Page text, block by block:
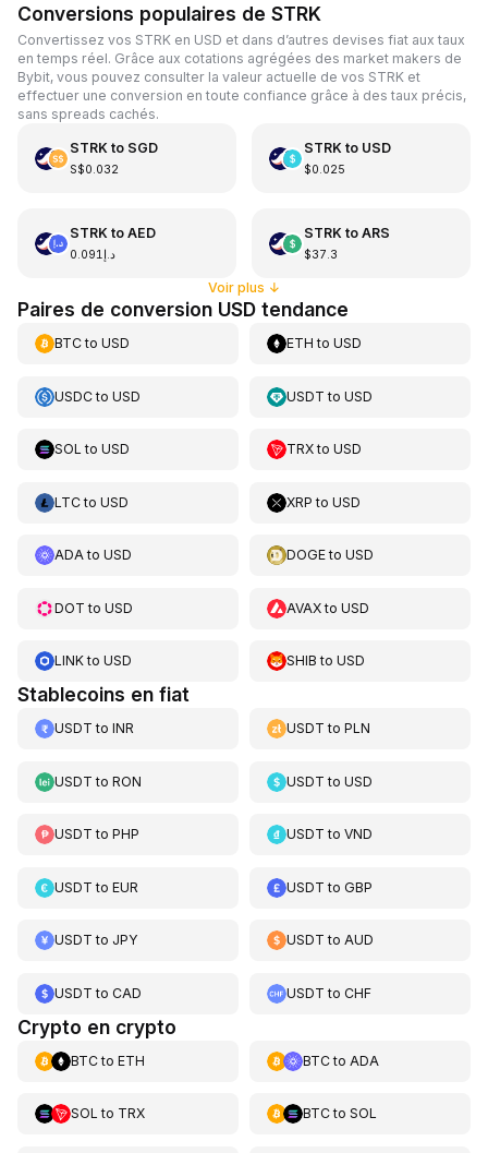
Conversions populaires de STRK
Convertissez vos STRK en USD et dans d’autres devises fiat aux taux
en temps réel. Grâce aux cotations agrégées des market makers de
Bybit, vous pouvez consulter la valeur actuelle de vos STRK et
effectuer une conversion en toute confiance grâce à des taux précis,
sans spreads cachés.
STRKto SGD
S$0.032
STRKto USD
$0.025
STRKto AED
د.إ0.091
STRKto ARS
$37.3
Voir plus ↓
Paires de conversion USD tendance
BTCto USD ETH toUSD
USDCto USD USDT toUSD
SOL to USD TRXtoUSD
LTCto USD XRP toUSD
ADAto USD DOGEtoUSD
DOT to USD AVAXtoUSD
LINKto USD SHIB toUSD
Stablecoins en fiat
USDT to INR USDT toPLN
USDT to RON USDT toUSD
USDT to PHP USDT toVND
USDT to EUR USDT toGBP
USDT to JPY USDT toAUD
USDT to CAD USDT toCHF
Crypto en crypto
BTCto ETH BTCto ADA
SOL to TRX BTCto SOL